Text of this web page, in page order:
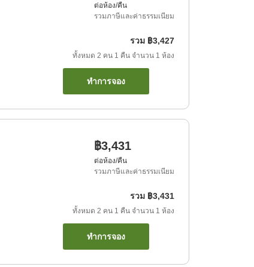
ต่อห้อง/คืน
รวมภาษีและค่าธรรมเนียม
รวม ฿3,427
ทั้งหมด 2 คน 1 คืน จำนวน 1 ห้อง
ทำการจอง
฿3,431
ต่อห้อง/คืน
รวมภาษีและค่าธรรมเนียม
รวม ฿3,431
ทั้งหมด 2 คน 1 คืน จำนวน 1 ห้อง
ทำการจอง